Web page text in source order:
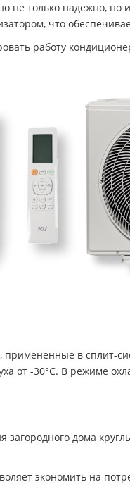
не только надежно, но
что
работу
в сплит-
от -30°С. В режиме
дома
экономить на